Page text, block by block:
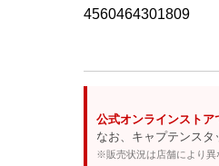
4560464301809
公式オンラインストア
なお、キャプテンスタ
※販売状況は店舗により異